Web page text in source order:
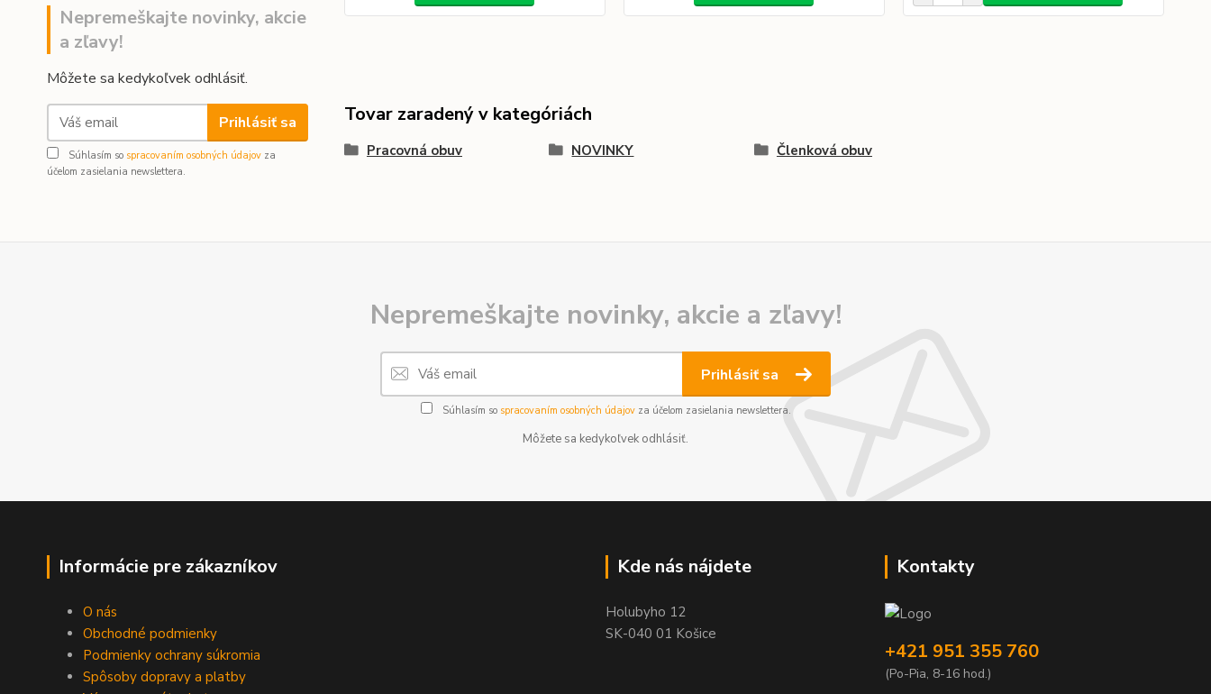
Nepremeškajte novinky, akcie
a zľavy!
Môžete sa kedykoľvek odhlásiť.
Prihlásiť sa
Súhlasím so spracovaním osobných údajov za
účelom zasielania newslettera.
Tovar zaradený v kategóriách
Pracovná obuv NOVINKY Členková obuv
Nepremeškajte novinky, akcie a zľavy!
Prihlásiť sa
Súhlasím so spracovaním osobných údajovza účelom zasielania newslettera.
Môžete sa kedykoľvek odhlásiť.
Informácie pre zákazníkov
O nás
Obchodné podmienky
Podmienky ochrany súkromia
Spôsoby dopravy a platby
Kde nás nájdete
Holubyho 12
SK-040 01 Košice
Kontakty
+421 951 355 760
(Po-Pia, 8-16 hod.)